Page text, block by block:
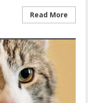
Read More
Read
more
بلينو:
جمعية
“أولاد
المشرق”
لمساعدة
أطفال
لبنان
وسوريا
ومصر